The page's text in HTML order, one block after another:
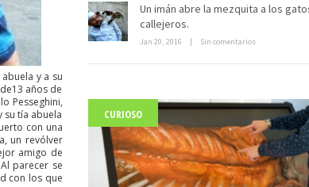
y a su
años de
Pesseghini,
su tía ​​abuela
con una
un revólver
amigo de
parecer se
con los que
Dentro de un manicomio
abandonado
Carlo Acutis, el beato incorrupto de
Un imán abre la mezquita a los
callejeros.
Jan 20, 2016 | Sin comentarios
CURIOSO